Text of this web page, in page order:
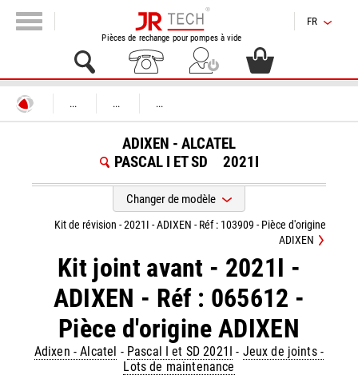
Pièces de rechange pour pompes à vide
FR
... ... ...
ADIXEN - ALCATEL
PASCAL I ET SD
2021I
Changer de modèle
Kit joint avant - 2021I -
ADIXEN - Réf : 065612 -
Pièce d'origine ADIXEN
Adixen - Alcatel - Pascal I et SD 2021I - Jeux de joints -
Lots de maintenance
Kit de révision - 2021I - ADIXEN - Réf : 103909 - Pièce d'origine
ADIXEN